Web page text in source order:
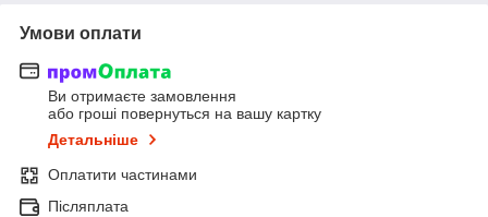
Умови оплати
Ви отримаєте замовлення
або гроші повернуться на вашу картку
Детальніше
Оплатити частинами
Післяплата